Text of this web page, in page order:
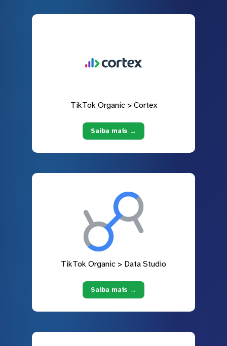
TikTok Organic > Cortex
Saiba mais →
TikTok Organic > Data Studio
Saiba mais →